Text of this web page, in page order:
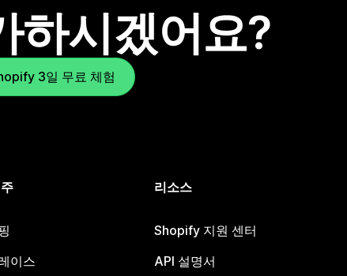
하시겠어요?
3일 무료 체험
이스
리소스
Shopify 지원 센터
API 설명서